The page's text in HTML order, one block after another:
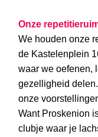
Onze
We houden onze
de Kastelenplein
waar we oefenen,
gezelligheid
onze
Want Proskenion
clubje waar je